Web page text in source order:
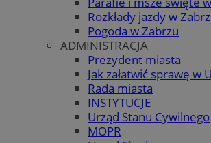
Rozkłady jazdy w
Pogoda w Zabrzu
ADMINISTRACJA
Prezydent miasta
Jak załatwić sprawę w
Rada miasta
INSTYTUCJE
Urząd Stanu Cywilnego
MOPR